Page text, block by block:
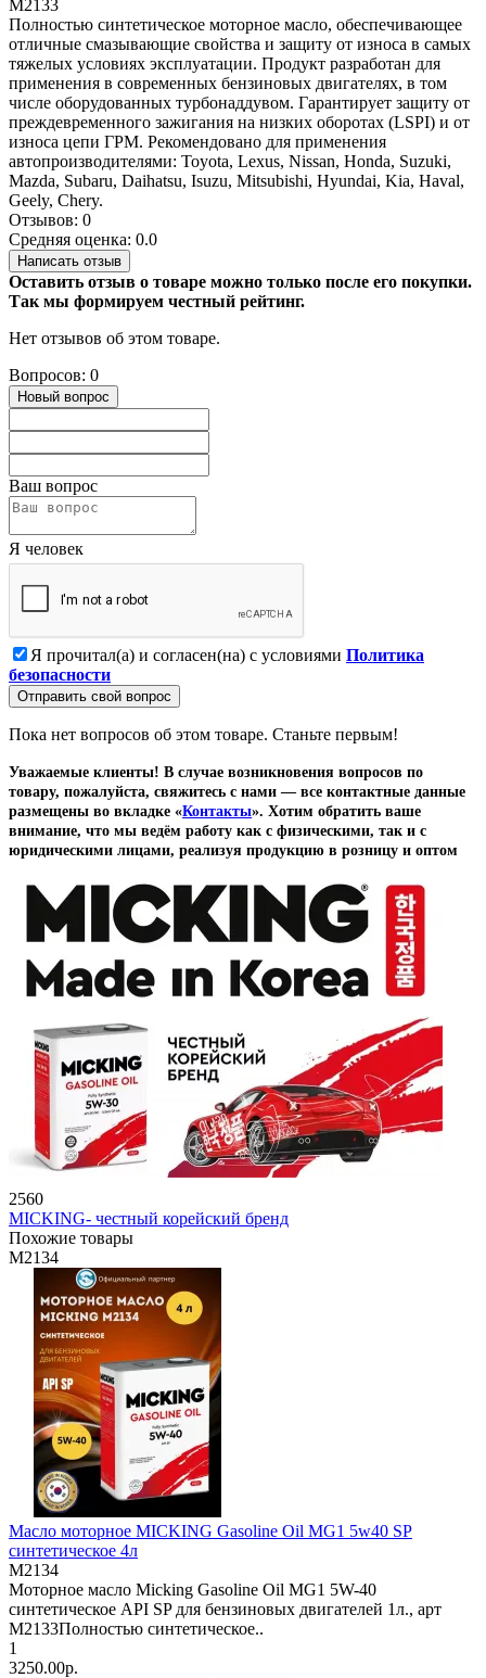
M2133
Полностью синтетическое моторное масло, обеспечивающее
отличные смазывающие свойства и защиту от износа в самых
тяжелых условиях эксплуатации. Продукт разработан для
применения в современных бензиновых двигателях, в том
числе оборудованных турбонаддувом. Гарантирует защиту от
преждевременного зажигания на низких оборотах (LSPI) и от
износа цепи ГРМ. Рекомендовано для применения
автопроизводителями: Toyota, Lexus, Nissan, Honda, Suzuki,
Mazda, Subaru, Daihatsu, Isuzu, Mitsubishi, Hyundai, Kia, Haval,
Geely, Chery.
Отзывов: 0
Средняя оценка: 0.0
Написать отзыв
Оставить отзыв о товаре можно только после его покупки.
Так мы формируем честный рейтинг.
Нет отзывов об этом товаре.
Вопросов: 0
Новый вопрос
Ваш вопрос
Я человек
Я прочитал(а) и согласен(на) с условиями Политика
безопасности
Отправить свой вопрос
Пока нет вопросов об этом товаре. Станьте первым!
Уважаемые клиенты! В случае возникновения вопросов по
товару, пожалуйста, свяжитесь с нами — все контактные данные
размещены во вкладке «Контакты». Хотим обратить ваше
внимание, что мы ведём работу как с физическими, так и с
юридическими лицами, реализуя продукцию в розницу и оптом
2560
MICKING- честный корейский бренд
Похожие товары
M2134
Масло моторное MICKING Gasoline Oil MG1 5w40 SP
синтетическое 4л
M2134
Моторное масло Micking Gasoline Oil MG1 5W-40
синтетическое API SP для бензиновых двигателей 1л., арт
M2133Полностью синтетическое..
1
3250.00р.